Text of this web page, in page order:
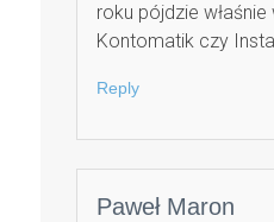
roku pójdzie
Kontomatik czy
Reply
Paweł Maron